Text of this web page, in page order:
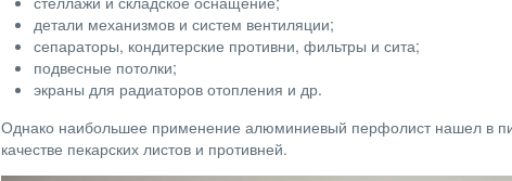
детали механизмов и систем вентиляции;
сепараторы, кондитерские противни, фильтры и сита;
подвесные потолки;
экраны для радиаторов отопления и др.
Однако наибольшее применение алюминиевый перфолист нашел в
качестве пекарских листов и противней.